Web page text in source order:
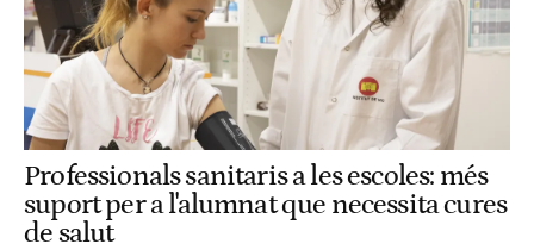
Professionals sanitaris a les escoles: més
suport per a l'alumnat que necessita cures
de salut